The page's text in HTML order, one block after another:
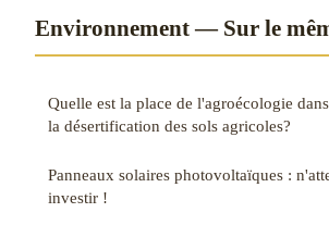
Environnement — Sur le
Quelle est la place de l'agroécologie
la désertification des sols agricoles?
Panneaux solaires photovoltaïques :
investir !